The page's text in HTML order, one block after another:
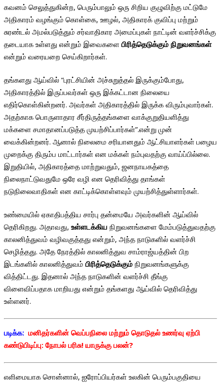
கவனம் செலுத்துகின்ற, பெரும்பாலும் ஒரு சிறிய குழுவிற்கு மட்டுமே
அதிகாரம் வழங்கும் கொள்கை, ஊழல், அதிகாரக் குவிப்பு மற்றும்
சுரண்டல் அமல்படுத்தும் சர்வாதிகார அமைப்புகள் நாட்டின் வளர்ச்சிக்கு
தடையாக உள்ளது என்றும் இவைகளை பிரித்தெடுக்கும் நிறுவனங்கள்
என்றும் வரையறை செய்கிறார்கள்.
தங்களது ஆய்வில் “புரட்சியின் அச்சுறுத்தல் இருக்கும்போது,
அதிகாரத்தில் இருப்பவர்கள் ஒரு இக்கட்டான நிலையை
எதிர்கொள்கின்றனர். அவர்கள் அதிகாரத்தில் இருக்க விரும்புவார்கள்.
அதற்காக பொருளாதார சீர்திருத்தங்களை வாக்குறுதியளித்து
மக்களை சமாதானப்படுத்த முயற்சிப்பார்கள்”.என்று முன்
வைக்கின்றனர். ஆனால் நிலைமை சரியானதும் ஆட்சியாளர்கள் பழைய
முறைக்கு திரும்ப மாட்டார்கள் என மக்கள் நம்புவதற்கு வாய்ப்பில்லை.
இறுதியில், அதிகாரத்தை மாற்றுவதும், ஜனநாயகத்தை
நிலைநாட்டுவதுமே ஒரே வழி என தெரிவித்து தாங்கள்
நடுநிலைவாதிகள் என காட்டிக்கொள்ளவும் முயற்சித்துள்ளார்கள்.
உண்மையில் ஏகாதிபத்திய சார்பு தன்மையே அவர்களின் ஆய்வில்
தெரிகிறது. அதாவது, உள்ளடக்கிய நிறுவனங்களை மேம்படுத்துவதற்கு
காலனித்துவம் வழிவகுத்தது என்றும், அந்த நாடுகளில் வளர்ச்சி
செழித்தது. அதே நேரத்தில் காலனித்துவ சாம்ராஜ்யத்தின் பிற
இடங்களில் காலனித்துவம் பிரித்தெடுக்கும் நிறுவனங்களுக்கு
வித்திட்டது. இதனால் அந்த நாடுகளின் வளர்ச்சி தீங்கு
விளைவிப்பதாக மாறியது என்றும் தங்களது ஆய்வில் தெரிவித்து
உள்ளனர்.
படிக்க: மனிதர்களின் வெப்பநிலை மற்றும் தொடுதல் உணர்வு ஏற்பி
கண்டுபிடிப்பு: நோபல் பரிசு! யாருக்கு பலன்?
எளிமையாக சொன்னால், ஐரோப்பியர்கள் உலகின் பெரும்பகுதியை